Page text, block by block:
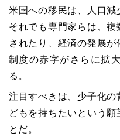
米国への移民は、人口減
それでも専門家らは、
されたり、経済の発展
制度の赤字がさらに拡
る。
注目すべきは、少子化
どもを持ちたいという
とだ。